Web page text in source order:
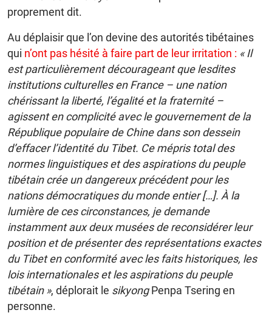
proprement dit.
Au déplaisir que l’on devine des autorités tibétaines
qui n’ont pas hésité à faire part de leur irritation : « Il
est particulièrement décourageant que lesdites
institutions culturelles en France – une nation
chérissant la liberté, l’égalité et la fraternité –
agissent en complicité avec le gouvernement de la
République populaire de Chine dans son dessein
d’effacer l’identité du Tibet. Ce mépris total des
normes linguistiques et des aspirations du peuple
tibétain crée un dangereux précédent pour les
nations démocratiques du monde entier […]. À la
lumière de ces circonstances, je demande
instamment aux deux musées de reconsidérer leur
position et de présenter des représentations exactes
du Tibet en conformité avec les faits historiques, les
lois internationales et les aspirations du peuple
tibétain », déplorait le sikyongPenpa Tsering en
personne.